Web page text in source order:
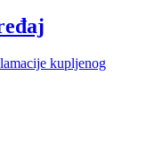
kupljenog